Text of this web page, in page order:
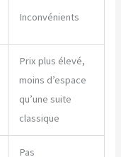
Inconvénients
Prix plus élevé,
moins d’espace
qu’une suite
classique
Pas